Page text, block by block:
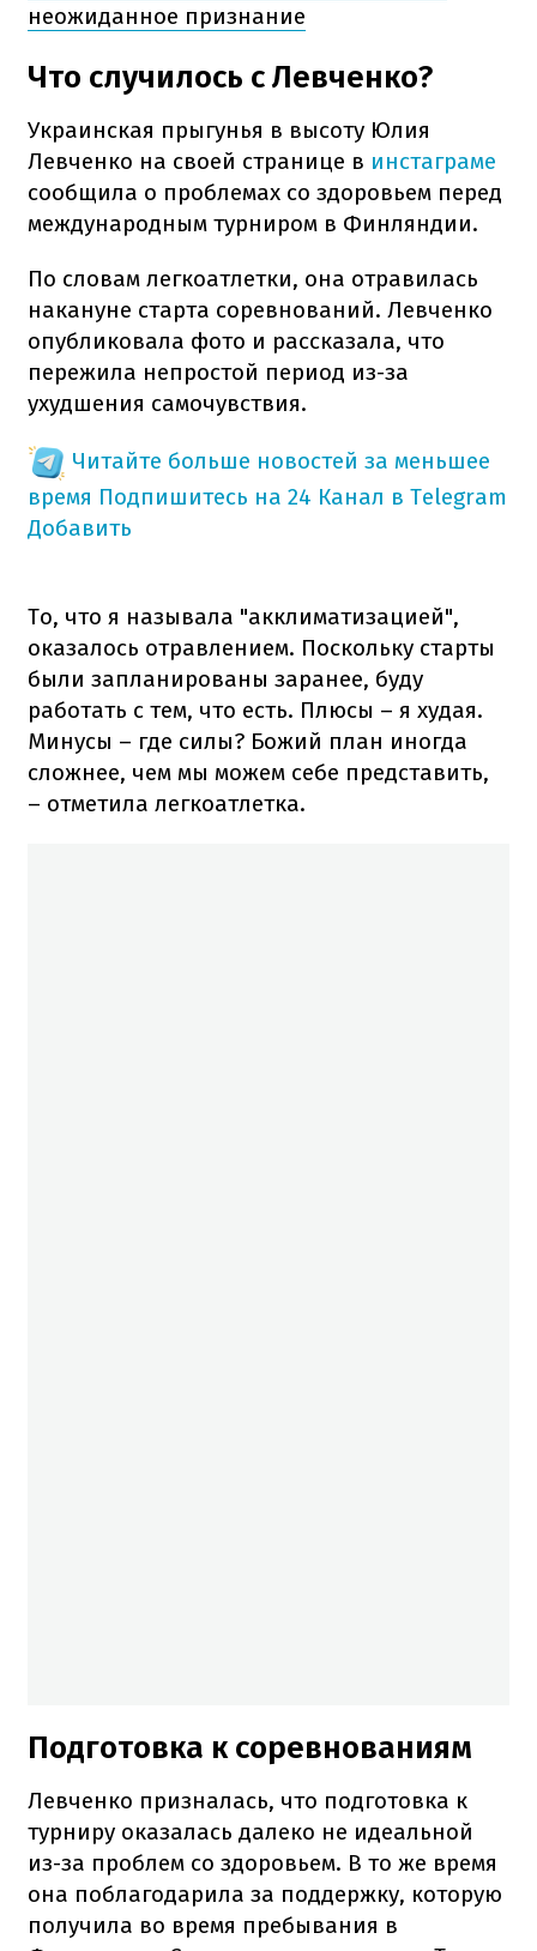
неожиданное признание
Что случилось с Левченко?
Украинская прыгунья в высоту Юлия
Левченко на своей странице в инстаграме
сообщила о проблемах со здоровьем перед
международным турниром в Финляндии.
По словам легкоатлетки, она отравилась
накануне старта соревнований. Левченко
опубликовала фото и рассказала, что
пережила непростой период из-за
ухудшения самочувствия.
Читайте больше новостей за меньшее
время Подпишитесь на 24 Канал в Telegram
Добавить
То, что я называла "акклиматизацией",
оказалось отравлением. Поскольку старты
были запланированы заранее, буду
работать с тем, что есть. Плюсы – я худая.
Минусы – где силы? Божий план иногда
сложнее, чем мы можем себе представить,
– отметила легкоатлетка.
Подготовка к соревнованиям
Левченко призналась, что подготовка к
турниру оказалась далеко не идеальной
из-за проблем со здоровьем. В то же время
она поблагодарила за поддержку, которую
получила во время пребывания в